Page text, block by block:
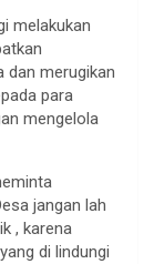
melakukan
dan merugikan
para
mengelola
jangan lah
, karena
di lindungi